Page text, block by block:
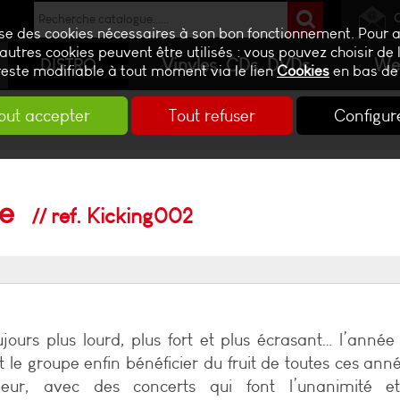
des cookies nécessaires à son bon fonctionnement. Pour
cookies peuvent être utilisés : vous pouvez choisir
modifiable à tout moment via le lienCookiesen bas
accepter Tout refuser
DISTRO Vinyles, CDs, DVDs
ref. Kicking002
plus lourd, plus fort et plus écrasant…
le groupe enfin bénéficier du fruit de toutes ces
avec des concerts qui font l’unanimité